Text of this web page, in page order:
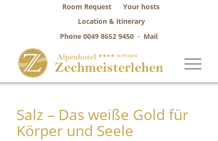
Room Request
Your hosts
Location & itinerary
Phone0049 8652 9450 · Mail
Salz – Das weiße Gold für
Körper und Seele